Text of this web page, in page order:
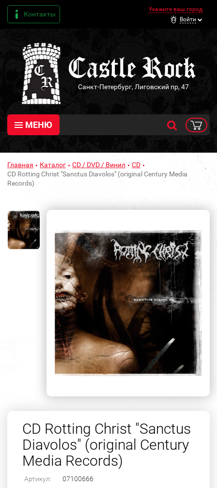
Контакты
Укажите ваш город
Войти
Санкт-Петербург, Лиговский пр, 47
МЕНЮ
Главная Каталог CD / DVD / Винил
CD
CD Rotting Christ "Sanctus Diavolos" (original Century Media
Records)
CD Rotting Christ "Sanctus
Diavolos" (original Century
Media Records)
Артикул: 07100666